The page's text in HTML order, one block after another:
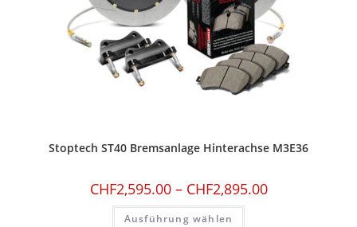
Stoptech ST40 Bremsanlage Hinterachse M3E36
CHF2,595.00– CHF2,895.00
Ausführung wählen